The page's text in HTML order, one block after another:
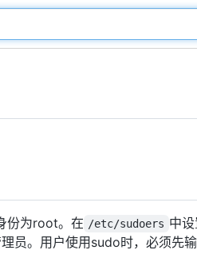
份为root。在 /etc/sudoers 中
员。用户使用sudo时，必须先